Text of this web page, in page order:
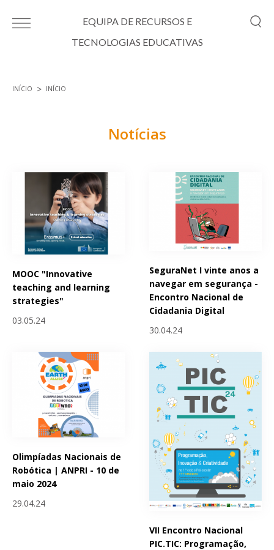
EQUIPA DE RECURSOS E
TECNOLOGIAS EDUCATIVAS
INÍCIO INÍCIO
Notícias
MOOC "Innovative
teaching and learning
strategies"
03.05.24
SeguraNet I vinte anos a
navegar em segurança -
Encontro Nacional de
Cidadania Digital
30.04.24
Olimpíadas Nacionais de
Robótica | ANPRI - 10 de
maio 2024
29.04.24
VII Encontro Nacional
PIC.TIC: Programação,
Páginas